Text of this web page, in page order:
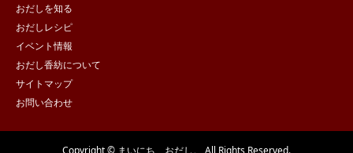
おだしを知る
おだしレシピ
イベント情報
おだし香紡について
サイトマップ
お問い合わせ
Copyright © まいにち、おだし。 All Rights Reserved.